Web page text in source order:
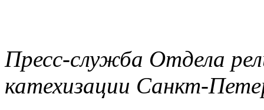
Пресс-служба Отдела
катехизации Санкт-